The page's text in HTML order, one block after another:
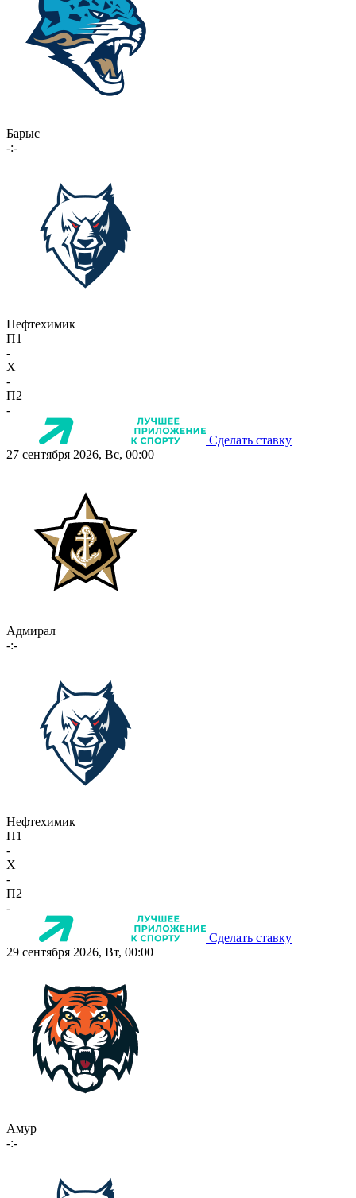
Барыс
-:-
Нефтехимик
П1
-
X
-
П2
-
Сделать ставку
27 сентября 2026, Вс, 00:00
Адмирал
-:-
Нефтехимик
П1
-
X
-
П2
-
Сделать ставку
29 сентября 2026, Вт, 00:00
Амур
-:-